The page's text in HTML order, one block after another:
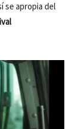
se apropia del